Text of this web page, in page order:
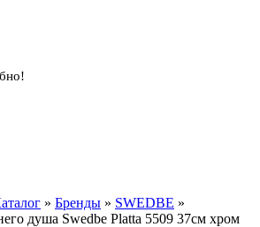
» Бренды » SWEDBE »
душа Swedbe Platta 5509 37см хром